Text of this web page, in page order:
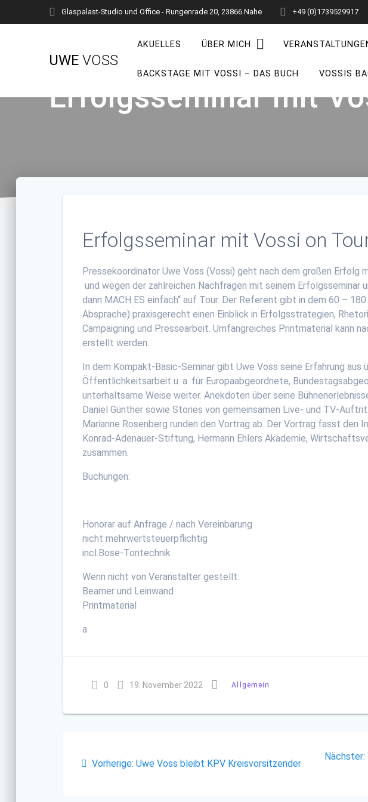
Glaspalast-Studio und Office - Rungenrade 20, 23866 Nahe +49 (0)1739529917
UWE VOSS
AKUELLES ÜBER MICH
BACKSTAGE MIT VOSSI – DAS BUCH VOSSIS
Erfolgsseminar mit
Erfolgsseminar mit Vossi on
Pressekoordinator Uwe Voss (Vossi) geht nach dem großen Erfolg
und wegen der zahlreichen Nachfragen mit seinem Erfolgsseminar
dann MACH ES einfach“ auf Tour. Der Referent gibt in dem 60 –
Absprache) praxisgerecht einen Einblick in Erfolgsstrategien,
Campaigning und Pressearbeit. Umfangreiches Printmaterial kann
erstellt werden.
In dem Kompakt-Basic-Seminar gibt Uwe Voss seine Erfahrung aus
Öffentlichkeitsarbeit u. a. für Europaabgeordnete,
unterhaltsame Weise weiter. Anekdoten über seine
Daniel Günther sowie Stories von gemeinsamen Live- und TV-
Marianne Rosenberg runden den Vortrag ab. Der Vortrag fasst den
Konrad-Adenauer-Stiftung, Hermann Ehlers Akademie,
zusammen.
Buchungen:
Honorar auf Anfrage / nach Vereinbarung
nicht mehrwertsteuerpflichtig
incl.Bose-Tontechnik
Wenn nicht von Veranstalter gestellt:
Beamer und Leinwand
Printmaterial
a
0 19. November 2022 Allgemein
Vorherige: Vorheriger
Uwe Voss bleibt KPV Kreisvorsitzender
Nächster: